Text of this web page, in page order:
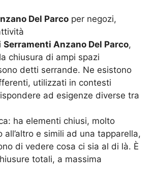
Del Parco per negozi,
Serramenti Anzano Del Parco,
chiusura di ampi spazi
detti serrande. Ne esistono
utilizzati in contesti
ad esigenze diverse tra
ha elementi chiusi, molto
all’altro e simili ad una tapparella,
di vedere cosa ci sia al di là. È
totali, a massima